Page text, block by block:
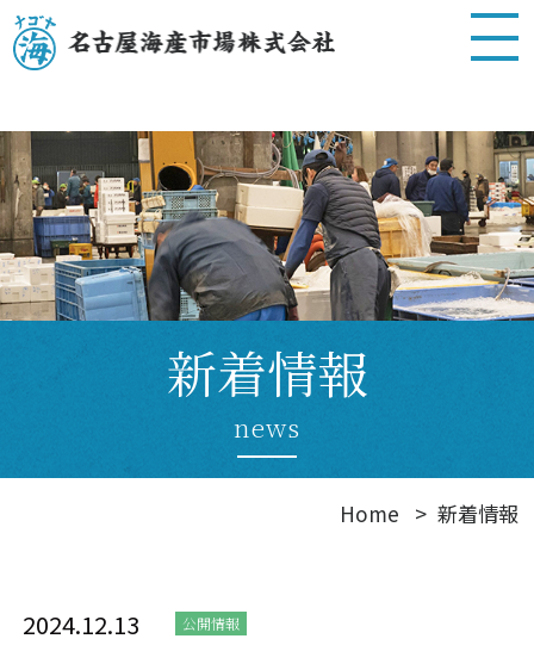
新着情報
news
Home 新着情報
2024.12.13 公開情報